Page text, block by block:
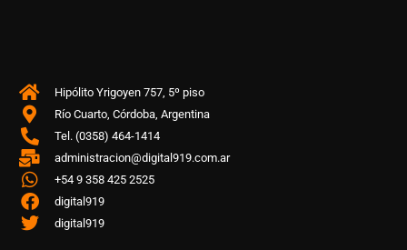
Hipólito Yrigoyen 757, 5º piso
Río Cuarto, Córdoba, Argentina
Tel. (0358) 464-1414
administracion@digital919.com.ar
+54 9 358 425 2525
digital919
digital919